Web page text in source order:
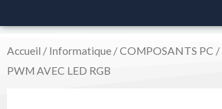
Accueil / Informatique /COMPOSANTS PC /
PWM AVEC LED RGB